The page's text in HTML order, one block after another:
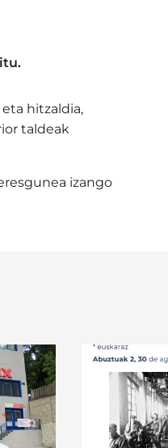
hitzaldia,
taldeak
izango